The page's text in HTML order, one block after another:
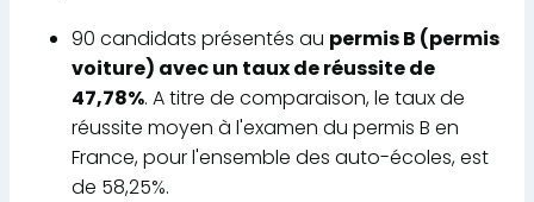
90 candidats présentés au permis B (permis
voiture) avec un taux de réussite de
47,78%. A titre de comparaison, le taux de
réussite moyen à l'examen du permis B en
France, pour l'ensemble des auto-écoles, est
de 58,25%.